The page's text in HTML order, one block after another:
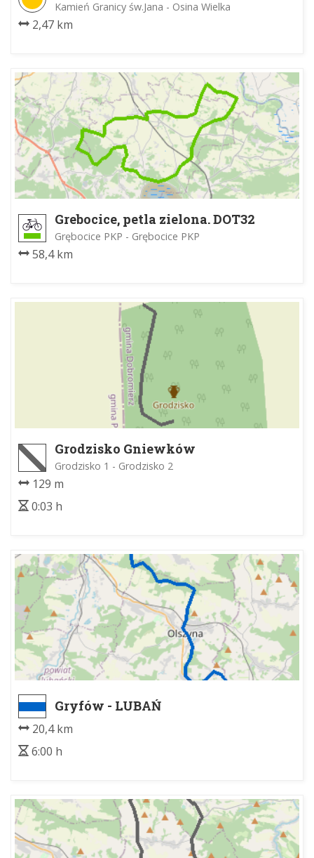
Kamień Granicy św.Jana - Osina Wielka
2,47 km
Grebocice, petla zielona. DOT32
Grębocice PKP - Grębocice PKP
58,4 km
Grodzisko Gniewków
Grodzisko 1 - Grodzisko 2
129 m
0:03 h
Gryfów - LUBAŃ
20,4 km
6:00 h